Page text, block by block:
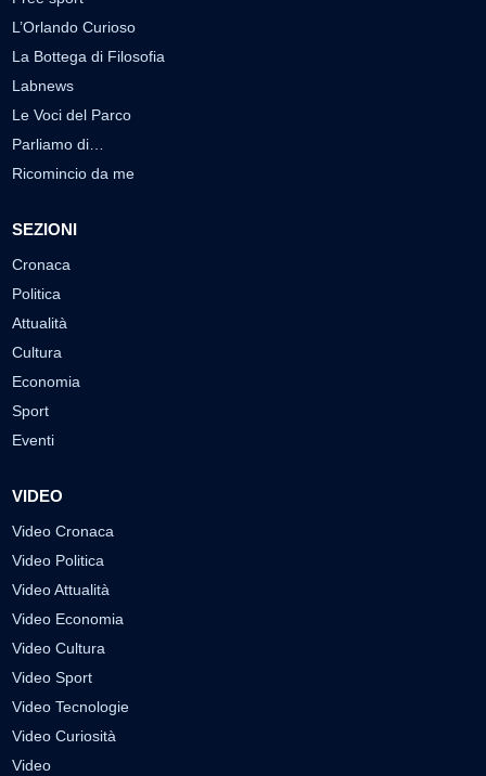
L’Orlando Curioso
La Bottega di Filosofia
Labnews
Le Voci del Parco
Parliamo di…
Ricomincio da me
SEZIONI
Cronaca
Politica
Attualità
Cultura
Economia
Sport
Eventi
VIDEO
Video Cronaca
Video Politica
Video Attualità
Video Economia
Video Cultura
Video Sport
Video Tecnologie
Video Curiosità
Video